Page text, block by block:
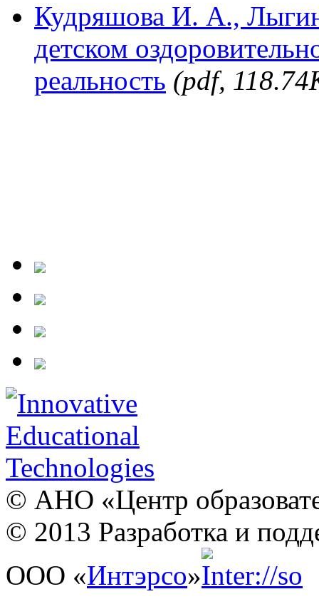
Кудряшова И. А.,
детском
реальность (pdf,
© АНО «Центр
© 2013 Разработка и
ООО «Интэрсо»